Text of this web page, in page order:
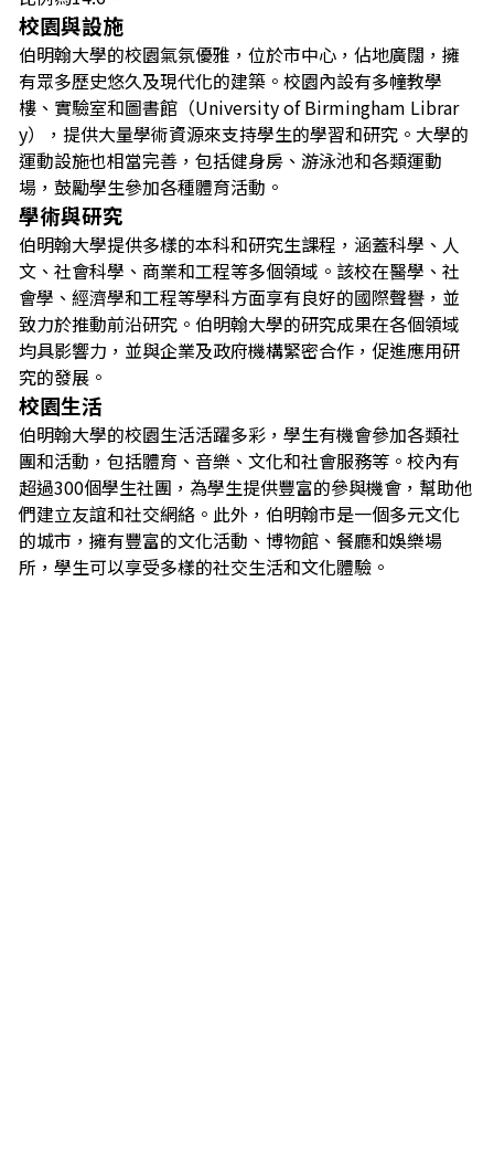
校園與設施
伯明翰大學的校園氣氛優雅，位於市中心，佔地廣闊，擁
有眾多歷史悠久及現代化的建築。校園內設有多幢教學
樓、實驗室和圖書館（University of Birmingham Librar
y），提供大量學術資源來支持學生的學習和研究。大學的
運動設施也相當完善，包括健身房、游泳池和各類運動
場，鼓勵學生參加各種體育活動。
學術與研究
伯明翰大學提供多樣的本科和研究生課程，涵蓋科學、人
文、社會科學、商業和工程等多個領域。該校在醫學、社
會學、經濟學和工程等學科方面享有良好的國際聲譽，並
致力於推動前沿研究。伯明翰大學的研究成果在各個領域
均具影響力，並與企業及政府機構緊密合作，促進應用研
究的發展。
校園生活
伯明翰大學的校園生活活躍多彩，學生有機會參加各類社
團和活動，包括體育、音樂、文化和社會服務等。校內有
超過300個學生社團，為學生提供豐富的參與機會，幫助他
們建立友誼和社交網絡。此外，伯明翰市是一個多元文化
的城市，擁有豐富的文化活動、博物館、餐廳和娛樂場
所，學生可以享受多樣的社交生活和文化體驗。